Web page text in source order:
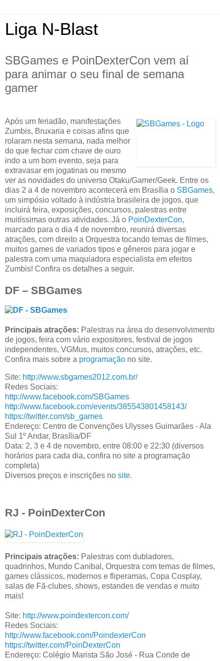
Liga N-Blast
SBGames e PoinDexterCon vem aí
para animar o seu final de semana
gamer
Após um feriadão, manifestações
Zumbis, Bruxaria e coisas afins que
rolaram nesta semana, nada melhor
do que fechar com chave de ouro
indo a um bom evento, seja para
extravasar em jogatinas ou mesmo
ver as novidades do universo Otaku/Gamer/Geek. Entre os
dias 2 a 4 de novembro acontecerá em Brasília o SBGames,
um simpósio voltado à indústria brasileira de jogos, que
incluirá feira, exposições, concursos, palestras entre
muitíssimas outras atividades. Já o PoinDexterCon,
marcado para o dia 4 de novembro, reunirá diversas
atrações, com direito a Orquestra tocando temas de filmes,
muitos games de variados tipos e gêneros para jogar e
palestra com uma maquiadora especialista em efeitos
Zumbis! Confira os detalhes a seguir.
DF – SBGames
Principais atrações: Palestras na área do desenvolvimento
de jogos, feira com vário expositores, festival de jogos
independentes, VGMus, muitos concursos, atrações, etc.
Confira mais sobre a programação no site.
Site: http://www.sbgames2012.com.br/
Redes Sociais:
http://www.facebook.com/SBGames
http://www.facebook.com/events/385543801458143/
https://twitter.com/sb_games
Endereço: Centro de Convenções Ulysses Guimarães - Ala
Sul 1º Andar, Brasília/DF
Data: 2, 3 e 4 de novembro, entre 08:00 e 22:30 (diversos
horários para cada dia, confira no site a programação
completa)
Diversos preços e inscrições no site.
RJ - PoinDexterCon
Principais atrações: Palestras com dubladores,
quadrinhos, Mundo Canibal, Orquestra com temas de filmes,
games clássicos, modernos e fliperamas, Copa Cosplay,
salas de Fã-clubes, shows, estandes de vendas e muito
mais!
Site: http://www.poindextercon.com/
Redes Sociais:
http://www.facebook.com/PoindexterCon
https://twitter.com/PoinDexterCon
Endereço: Colégio Marista São José - Rua Conde de